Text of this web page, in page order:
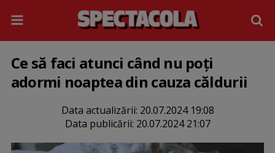
Ce să faci atunci când nu poți
adormi noaptea din cauza căldurii
Data actualizării: 20.07.2024 19:08
Data publicării: 20.07.2024 21:07